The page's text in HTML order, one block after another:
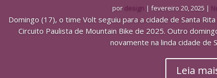
por design | fevereiro 20, 2025 |
Domingo (17), o time Volt seguiu para a cidade de Santa
Circuito Paulista de Mountain Bike de 2025. Outro
novamente na linda cidade de
Leia